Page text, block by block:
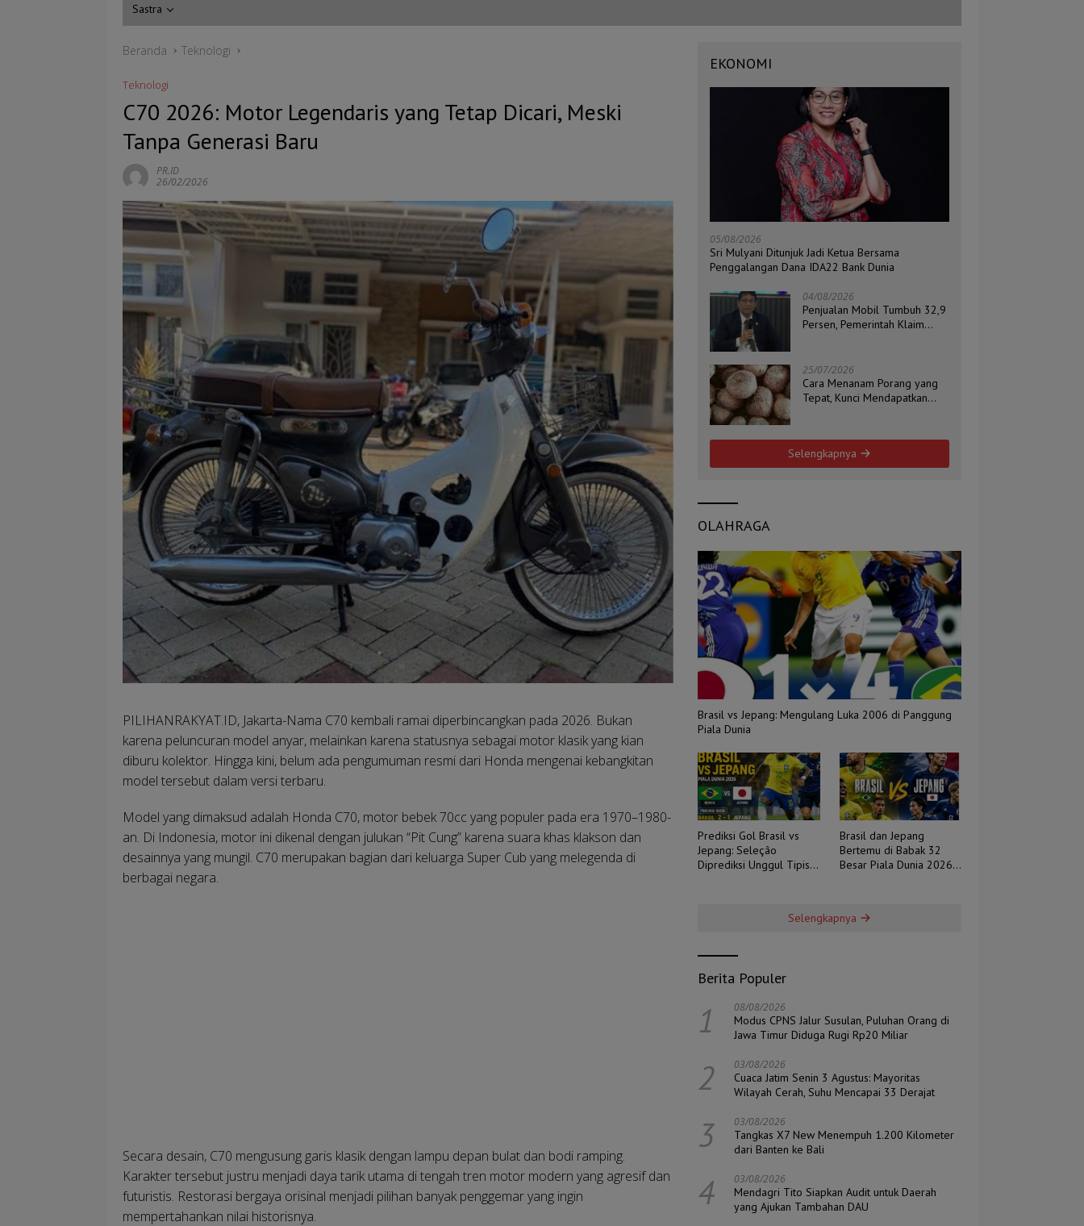
Sastra
Beranda Teknologi
Teknologi
C70 2026: Motor Legendaris yang Tetap Dicari, Meski
Tanpa Generasi Baru
PR.ID
26/02/2026
PILIHANRAKYAT.ID, Jakarta-Nama C70 kembali ramai diperbincangkan pada 2026. Bukan
karena peluncuran model anyar, melainkan karena statusnya sebagai motor klasik yang kian
diburu kolektor. Hingga kini, belum ada pengumuman resmi dari Honda mengenai kebangkitan
model tersebut dalam versi terbaru.
Model yang dimaksud adalah Honda C70, motor bebek 70cc yang populer pada era 1970–1980-
an. Di Indonesia, motor ini dikenal dengan julukan “Pit Cung” karena suara khas klakson dan
desainnya yang mungil. C70 merupakan bagian dari keluarga Super Cub yang melegenda di
berbagai negara.
Secara desain, C70 mengusung garis klasik dengan lampu depan bulat dan bodi ramping.
Karakter tersebut justru menjadi daya tarik utama di tengah tren motor modern yang agresif dan
futuristis. Restorasi bergaya orisinal menjadi pilihan banyak penggemar yang ingin
mempertahankan nilai historisnya.
EKONOMI
05/08/2026
Sri Mulyani Ditunjuk Jadi Ketua Bersama
Penggalangan Dana IDA22 Bank Dunia
04/08/2026
Penjualan Mobil Tumbuh 32,9
Persen, Pemerintah Klaim
25/07/2026
Cara Menanam Porang yang
Tepat, Kunci Mendapatkan
Selengkapnya
OLAHRAGA
Brasil vs Jepang: Mengulang Luka 2006 di Panggung
Piala Dunia
Prediksi Gol Brasil vs
Jepang: Seleção
Diprediksi Unggul Tipis,
Brasil dan Jepang
Bertemu di Babak 32
Besar Piala Dunia 2026,
Selengkapnya
Berita Populer
1 08/08/2026
Modus CPNS Jalur Susulan, Puluhan Orang di
Jawa Timur Diduga Rugi Rp20 Miliar
2 03/08/2026
Cuaca Jatim Senin 3 Agustus: Mayoritas
Wilayah Cerah, Suhu Mencapai 33 Derajat
3 03/08/2026
Tangkas X7 New Menempuh 1.200 Kilometer
dari Banten ke Bali
4 03/08/2026
Mendagri Tito Siapkan Audit untuk Daerah
yang Ajukan Tambahan DAU